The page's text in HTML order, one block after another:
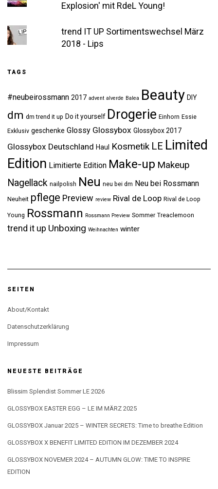
Explosion' mit RdeL Young!
trend IT UP Sortimentswechsel März
2018 - Lips
TAGS
#neubeirossmann 2017 advent alverde Balea Beauty DIY
dm dm trend it up Do it yourself Drogerie Einhorn Essie
Exklusiv geschenke Glossy Glossybox Glossybox 2017
Glossybox Deutschland Haul Kosmetik LE Limited
Edition Limitierte Edition Make-up Makeup
Nagellack nailpolish Neu neu bei dm Neu bei Rossmann
Neuheit pflege Preview review Rival de Loop Rival de Loop
Young Rossmann Rossmann Preview Sommer Treaclemoon
trend it up Unboxing Weihnachten winter
SEITEN
About/Kontakt
Datenschutzerklärung
Impressum
NEUESTE BEITRÄGE
Blissim Splendist Sommer LE 2026
GLOSSYBOX EASTER EGG – LE IM MÄRZ 2025
GLOSSYBOX Januar 2025 – WINTER SECRETS: Time to breathe Edition
GLOSSYBOX X BENEFIT LIMITED EDITION IM DEZEMBER 2024
GLOSSYBOX NOVEMER 2024 – AUTUMN GLOW: TIME TO INSPIRE
EDITION